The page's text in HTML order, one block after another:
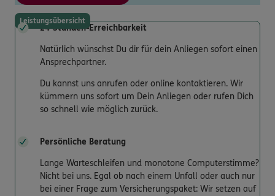
Leistungsübersicht
24-Stunden-Erreichbarkeit
Natürlich wünschst Du dir für dein Anliegen sofort einen
Ansprechpartner.
Du kannst uns anrufen oder online kontaktieren. Wir
kümmern uns sofort um Dein Anliegen oder rufen Dich
so schnell wie möglich zurück.
Persönliche Beratung
Lange Warteschleifen und monotone Computerstimme?
Nicht bei uns. Egal ob nach einem Unfall oder auch nur
bei einer Frage zum Versicherungspaket: Wir setzen auf